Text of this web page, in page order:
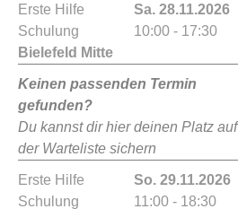
Erste Hilfe
Schulung
Bielefeld Mitte
Sa. 28.11.2026
10:00 - 17:30
Keinen passenden Termin
gefunden?
Du kannst dir hier deinen Platz auf
der Warteliste sichern
Erste Hilfe
Schulung
So. 29.11.2026
11:00 - 18:30